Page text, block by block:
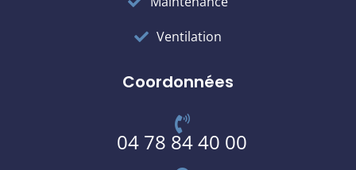
Ventilation
Coordonnées
04 78 84 40 00